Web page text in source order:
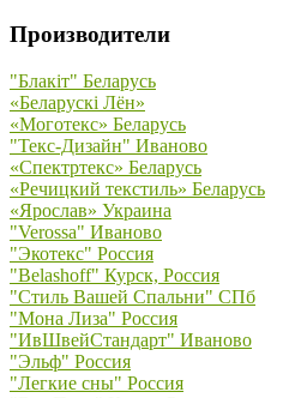
Производители
"Блакiт" Беларусь
«Беларускi Лён»
«Моготекс» Беларусь
"Текс-Дизайн" Иваново
«Спектртекс» Беларусь
«Речицкий текстиль» Беларусь
«Ярослав» Украина
"Verossa" Иваново
"Экотекс" Россия
"Belashoff" Курск, Россия
"Стиль Вашей Спальни" СПб
"Мона Лиза" Россия
"ИвШвейСтандарт" Иваново
"Эльф" Россия
"Легкие сны" Россия